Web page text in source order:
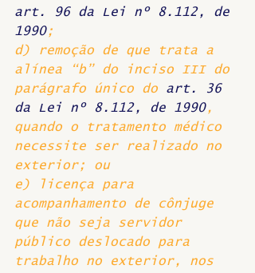
art. 96 da Lei nº 8.112, de
1990;
d) remoção de que trata a
alínea “b” do inciso III do
parágrafo único do art. 36
da Lei nº 8.112, de 1990,
quando o tratamento médico
necessite ser realizado no
exterior; ou
e) licença para
acompanhamento de cônjuge
que não seja servidor
público deslocado para
trabalho no exterior, nos